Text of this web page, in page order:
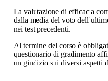
La valutazione di efficacia
dalla media del voto
nei test precedenti.
Al termine del corso è
questionario di gradimento
un giudizio sui diversi aspetti